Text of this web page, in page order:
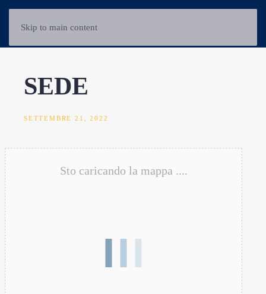
Skip to main content
SEDE
SETTEMBRE 21, 2022
Sto caricando la mappa ....